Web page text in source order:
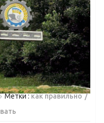
Метки :как правильно